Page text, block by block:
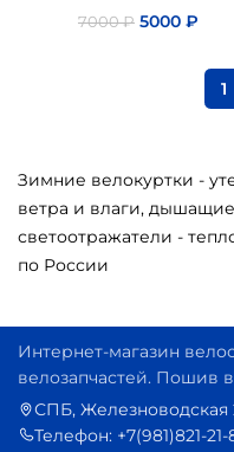
7000₽ 5000 ₽
1
Зимние велокуртки -
ветра и влаги,
светоотражатели -
по России
Интернет-магазин
велозапчастей. Пошив
СПБ, Железноводская
Телефон: +7(981)821-21-